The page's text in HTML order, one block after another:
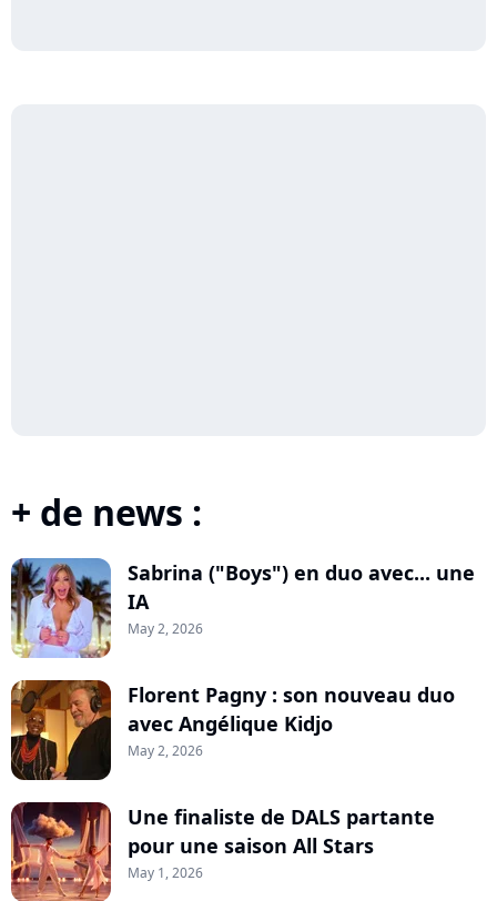
+ de news :
Sabrina ("Boys") en duo avec... une
IA
May 2, 2026
Florent Pagny : son nouveau duo
avec Angélique Kidjo
May 2, 2026
Une finaliste de DALS partante
pour une saison All Stars
May 1, 2026